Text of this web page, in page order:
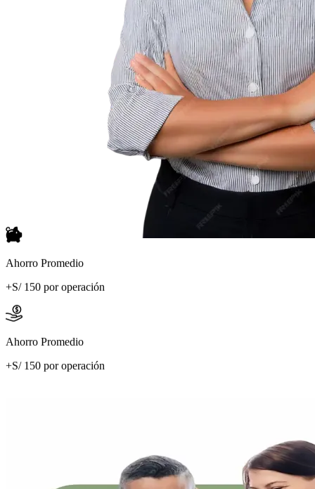
Ahorro Promedio
+S/ 150 por operación
Ahorro Promedio
+S/ 150 por operación